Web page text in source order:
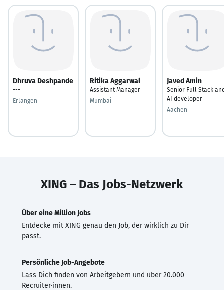
Dhruva Deshpande
---
Erlangen
Ritika Aggarwal
Assistant Manager
Mumbai
Javed Amin
Senior Full Stack
AI developer
Aachen
XING – Das Jobs-Netzwerk
Über eine Million Jobs
Entdecke mit XING genau den Job, der wirklich zu Dir
passt.
Persönliche Job-Angebote
Lass Dich finden von Arbeitgebern und über 20.000
Recruiter·innen.